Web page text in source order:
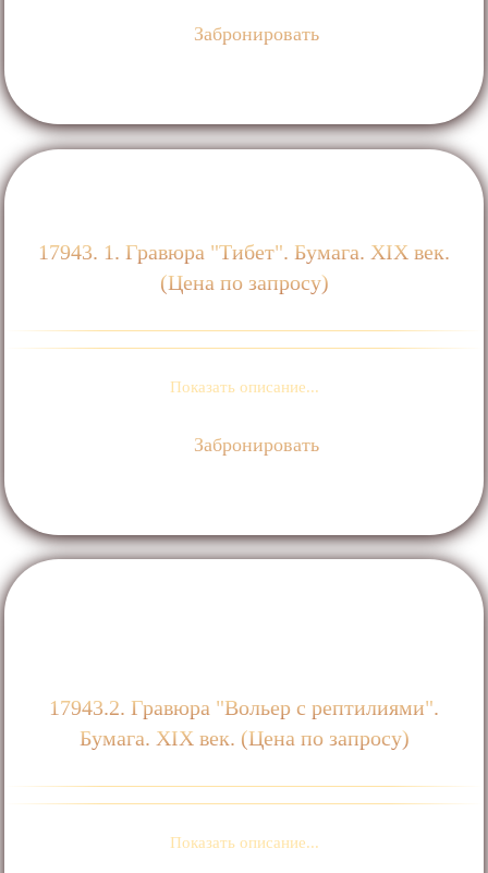
Забронировать
17943. 1. Гравюра "Тибет". Бумага. ХIХ век.
(Цена по запросу)
Показать описание...
Забронировать
17943.2. Гравюра "Вольер с рептилиями".
Бумага. ХIХ век. (Цена по запросу)
Показать описание...